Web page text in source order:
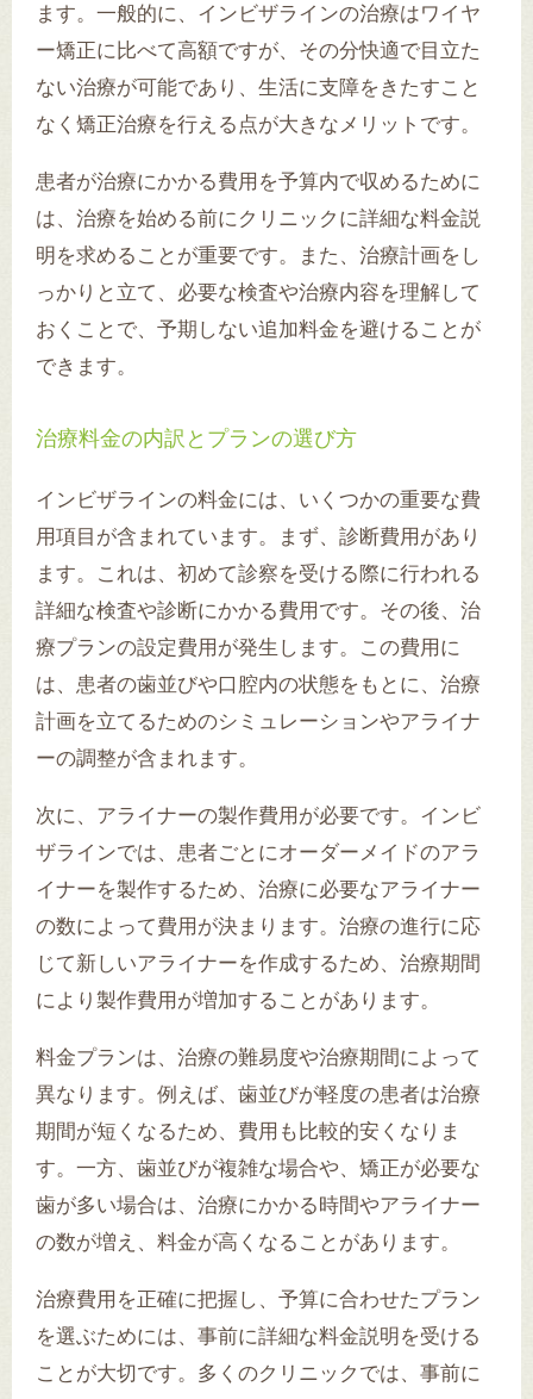
ます。一般的に、インビザラインの治療はワイヤ
ー矯正に比べて高額ですが、その分快適で目立た
ない治療が可能であり、生活に支障をきたすこと
なく矯正治療を行える点が大きなメリットです。
患者が治療にかかる費用を予算内で収めるために
は、治療を始める前にクリニックに詳細な料金説
明を求めることが重要です。また、治療計画をし
っかりと立て、必要な検査や治療内容を理解して
おくことで、予期しない追加料金を避けることが
できます。
治療料金の内訳とプランの選び方
インビザラインの料金には、いくつかの重要な費
用項目が含まれています。まず、診断費用があり
ます。これは、初めて診察を受ける際に行われる
詳細な検査や診断にかかる費用です。その後、治
療プランの設定費用が発生します。この費用に
は、患者の歯並びや口腔内の状態をもとに、治療
計画を立てるためのシミュレーションやアライナ
ーの調整が含まれます。
次に、アライナーの製作費用が必要です。インビ
ザラインでは、患者ごとにオーダーメイドのアラ
イナーを製作するため、治療に必要なアライナー
の数によって費用が決まります。治療の進行に応
じて新しいアライナーを作成するため、治療期間
により製作費用が増加することがあります。
料金プランは、治療の難易度や治療期間によって
異なります。例えば、歯並びが軽度の患者は治療
期間が短くなるため、費用も比較的安くなりま
す。一方、歯並びが複雑な場合や、矯正が必要な
歯が多い場合は、治療にかかる時間やアライナー
の数が増え、料金が高くなることがあります。
治療費用を正確に把握し、予算に合わせたプラン
を選ぶためには、事前に詳細な料金説明を受ける
ことが大切です。多くのクリニックでは、事前に